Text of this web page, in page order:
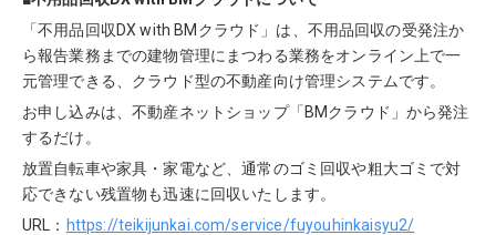
「不用品回収DX with BMクラウド」は、不用品回収の受発注か
ら報告業務までの建物管理にまつわる業務をオンライン上で一
元管理できる、クラウド型の不動産向け管理システムです。
お申し込みは、不動産ネットショップ「BMクラウド」から発注
するだけ。
放置自転車や家具・家電など、通常のゴミ回収や粗大ゴミで対
応できない残置物も迅速に回収いたします。
URL： https://teikijunkai.com/service/fuyouhinkaisyu2/